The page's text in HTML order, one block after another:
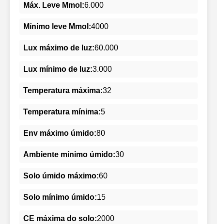
Máx. Leve Mmol:6.000
Mínimo leve Mmol:4000
Lux máximo de luz:60.000
Lux mínimo de luz:3.000
Temperatura máxima:32
Temperatura mínima:5
Env máximo úmido:80
Ambiente mínimo úmido:30
Solo úmido máximo:60
Solo mínimo úmido:15
CE máxima do solo:2000